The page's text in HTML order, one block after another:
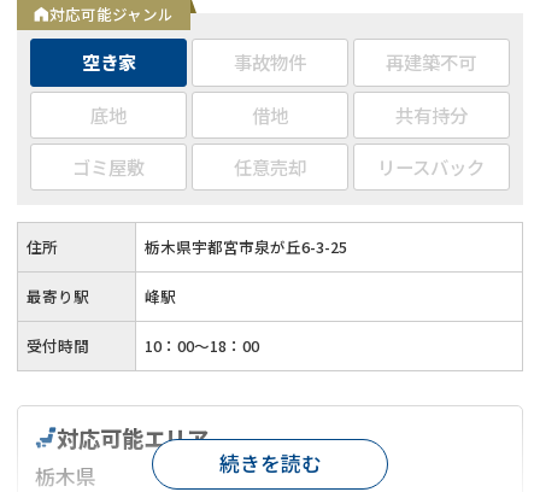
対応可能ジャンル
空き家 事故物件
再建築不可
底地
借地
共有持分
ゴミ屋敷
任意売却 リースバック
住所 栃木県宇都宮市泉が丘6-3-25
最寄り駅 峰駅
受付時間 10：00～18：00
対応可能エリア
栃木県 続きを読む